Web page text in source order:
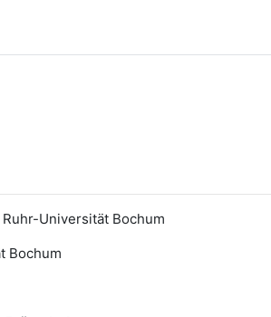
Universität Bochum
Bochum